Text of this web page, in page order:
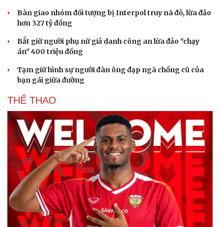
Bàn giao nhóm đối tượng bị Interpol truy nã đỏ, lừa đảo
hơn 327 tỷ đồng
Bắt giữ người phụ nữ giả danh công an lừa đảo "chạy
án" 400 triệu đồng
Tạm giữ hình sự người đàn ông đạp ngã chồng cũ của
bạn gái giữa đường
THỂ THAO